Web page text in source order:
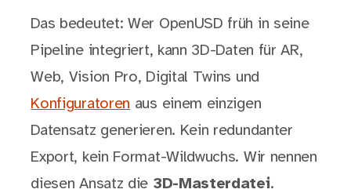
Das bedeutet: Wer OpenUSD früh in seine
Pipeline integriert, kann 3D-Daten für AR,
Web, Vision Pro, Digital Twins und
Konfiguratoren aus einem einzigen
Datensatz generieren. Kein redundanter
Export, kein Format-Wildwuchs. Wir nennen
diesen Ansatz die 3D-Masterdatei.